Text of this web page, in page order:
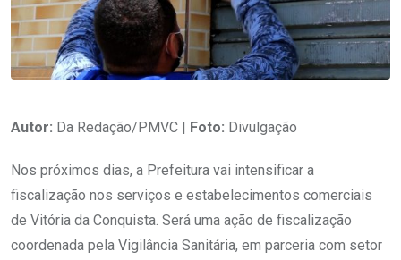
Autor: Da Redação/PMVC | Foto: Divulgação
Nos próximos dias, a Prefeitura vai intensificar a
fiscalização nos serviços e estabelecimentos comerciais
de Vitória da Conquista. Será uma ação de fiscalização
coordenada pela Vigilância Sanitária, em parceria com setor